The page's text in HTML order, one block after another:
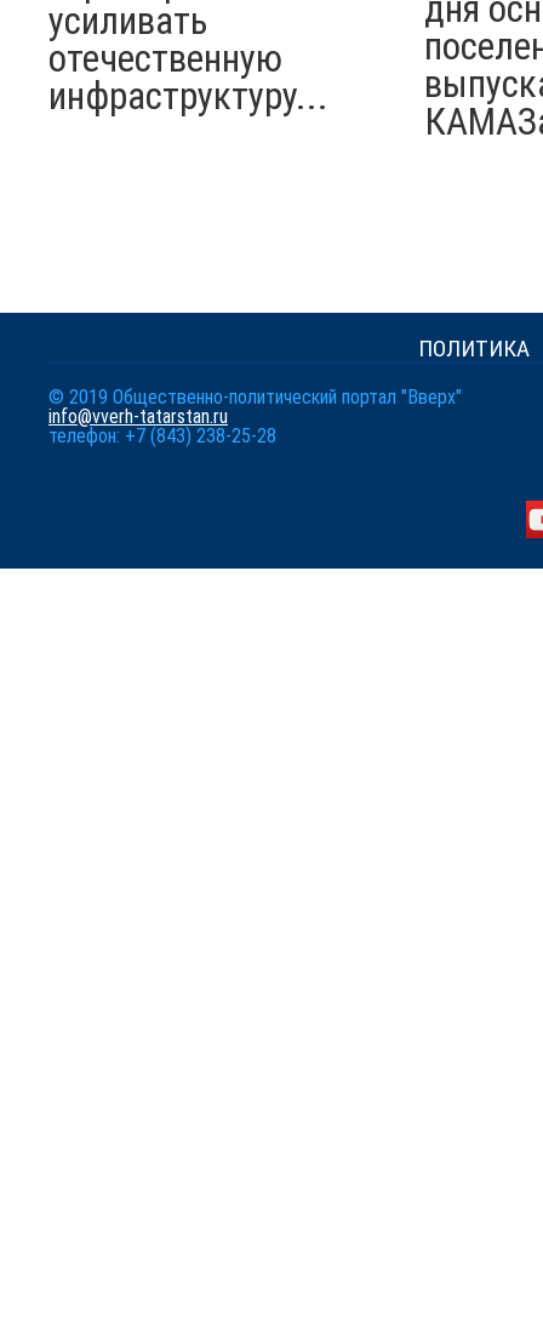
усиливать
отечественную
инфраструктуру...
дня
ПОЛИТИКА
© 2019 Общественно-политический портал "Вверх"
info@vverh-tatarstan.ru
телефон: +7 (843) 238-25-28